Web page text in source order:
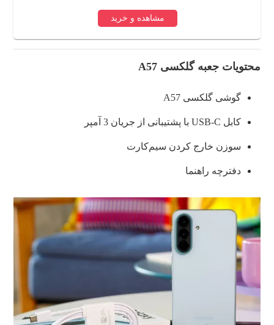
مشاهده و خرید
محتویات جعبه گلکسی A57
گوشی گلکسی A57
کابل USB-C با پشتیبانی از جریان 3 آمپر
سوزن خارج کردن سیم‌کارت
دفترچه راهنما